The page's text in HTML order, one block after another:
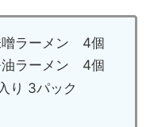
ラーメン 4個
ラーメン 4個
り 3パック